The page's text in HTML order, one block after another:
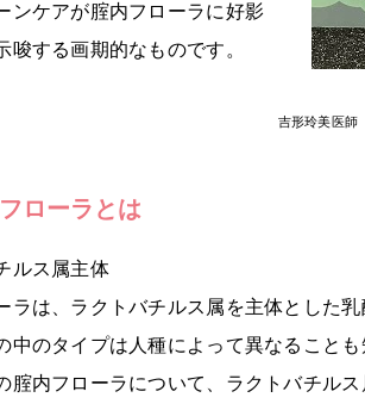
ンケアが腟内フローラに好影
唆する画期的なものです。
吉形玲美医師
ローラとは
ルス属主体
ラは、ラクトバチルス属を主体とした
中のタイプは人種によって異なること
腟内フローラについて、ラクトバチル